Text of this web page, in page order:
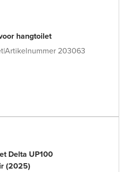
hangtoilet
|Artikelnummer 203063
Delta UP100
(2025)